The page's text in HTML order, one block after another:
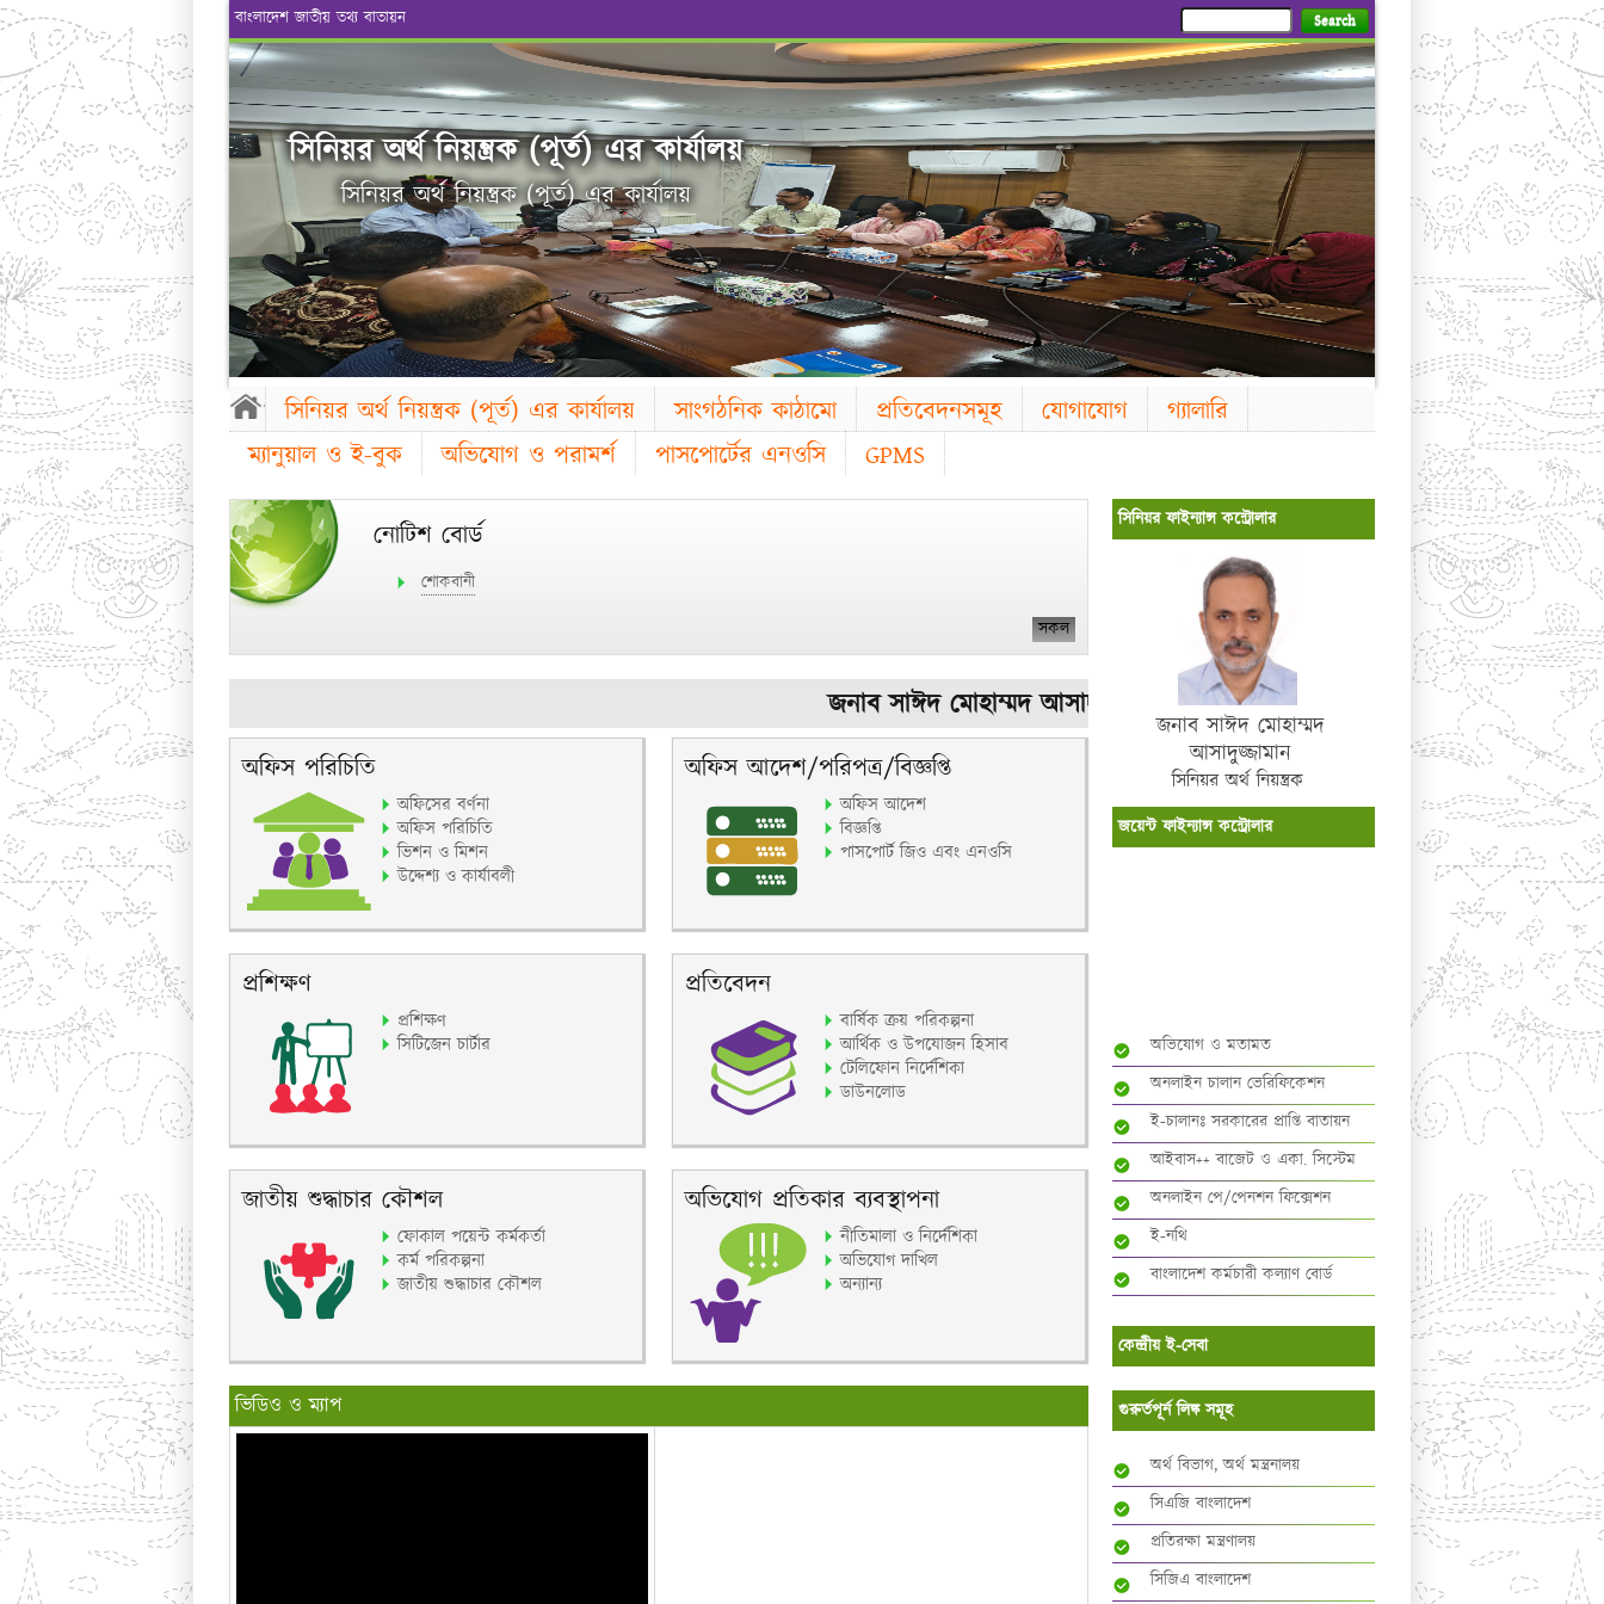
বাংলাদেশ জাতীয় তথ্য বাতায়ন Search
সিনিয়র অর্থ নিয়ন্ত্রক (পূর্ত) এর কার্যালয়
সিনিয়র অর্থ নিয়ন্ত্রক (পূর্ত) এর কার্যালয়
সিনিয়র অর্থ নিয়ন্ত্রক (পূর্ত) এর কার্যালয় সাংগঠনিক কাঠামো প্রতিবেদনসমূহ যোগাযোগ
গ্যালারি
ম্যানুয়াল ও ই-বুক
অভিযোগ ও পরামর্শ পাসপোর্টের এনওসি GPMS
নোটিশ বোর্ড
শোকবানী
সকল
জনাব সাঈদ মোহাম্মদ আসাদুজ্জামান, সিনিয়র অর্থ নিয়ন্ত্রক (পূর্ত) হিসেবে ১৪/০৬/
অফিস পরিচিতি
অফিসের বর্ণনা
অফিস পরিচিতি
ভিশন ও মিশন
উদ্দেশ্য ও কার্যাবলী
অফিস আদেশ/পরিপত্র/বিজ্ঞপ্তি
অফিস আদেশ
বিজ্ঞপ্তি
পাসপোর্ট জিও এবং এনওসি
প্রশিক্ষণ
প্রশিক্ষণ
সিটিজেন চার্টার
প্রতিবেদন
বার্ষিক ক্রয় পরিকল্পনা
আর্থিক ও উপযোজন হিসাব
টেলিফোন নির্দেশিকা
ডাউনলোড
জাতীয় শুদ্ধাচার কৌশল
ফোকাল পয়েন্ট কর্মকর্তা
কর্ম পরিকল্পনা
জাতীয় শুদ্ধাচার কৌশল
অভিযোগ প্রতিকার ব্যবস্থাপনা
নীতিমালা ও নির্দেশিকা
অভিযোগ দাখিল
অন্যান্য
ভিডিও ও ম্যাপ
সিনিয়র ফাইন্যান্স কন্ট্রোলার
জনাব সাঈদ মোহাম্মদ
আসাদুজ্জামান
সিনিয়র অর্থ নিয়ন্ত্রক
জয়েন্ট ফাইন্যান্স কন্ট্রোলার
অভিযোগ ও মতামত
অনলাইন চালান ভেরিফিকেশন
ই-চালানঃ সরকারের প্রাপ্তি বাতায়ন
আইবাস++ বাজেট ও একা. সিস্টেম
অনলাইন পে/পেনশন ফিক্সেশন
ই-নথি
বাংলাদেশ কর্মচারী কল্যাণ বোর্ড
কেন্দ্রীয় ই-সেবা
গুরুর্তপূর্ন লিঙ্ক সমূহ
অর্থ বিভাগ, অর্থ মন্ত্রনালয়
সিএজি বাংলাদেশ
প্রতিরক্ষা মন্ত্রণালয়
সিজিএ বাংলাদেশ